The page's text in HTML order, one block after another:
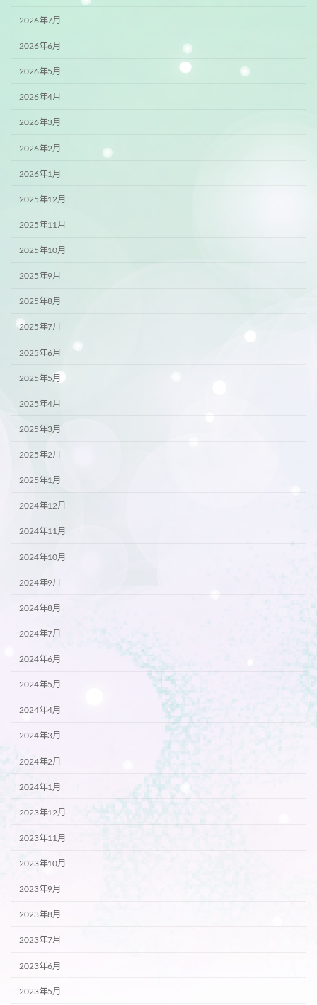
2026年7月
2026年6月
2026年5月
2026年4月
2026年3月
2026年2月
2026年1月
2025年12月
2025年11月
2025年10月
2025年9月
2025年8月
2025年7月
2025年6月
2025年5月
2025年4月
2025年3月
2025年2月
2025年1月
2024年12月
2024年11月
2024年10月
2024年9月
2024年8月
2024年7月
2024年6月
2024年5月
2024年4月
2024年3月
2024年2月
2024年1月
2023年12月
2023年11月
2023年10月
2023年9月
2023年8月
2023年7月
2023年6月
2023年5月